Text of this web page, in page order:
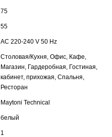
75
55
AC 220-240 V 50 Hz
Столовая/Кухня, Офис, Кафе,
Магазин, Гардеробная, Гостиная,
кабинет, прихожая, Спальня,
Ресторан
Maytoni Technical
белый
1